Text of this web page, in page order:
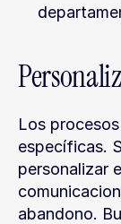
Los
específicas.
personalizar
abandono.